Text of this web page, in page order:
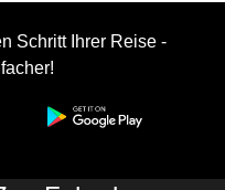
Schritt Ihrer Reise -